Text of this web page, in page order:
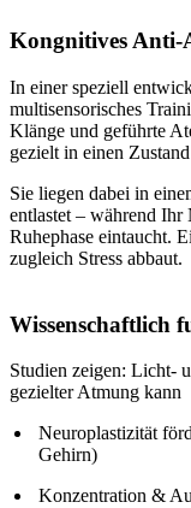
Kongnitives Anti-
In einer speziell
multisensorisches
Klänge und geführte
gezielt in einen
Sie liegen dabei in
entlastet – während Ihr
Ruhephase eintaucht.
zugleich Stress abbaut.
Wissenschaftlich
Studien zeigen: Licht-
gezielter Atmung kann
Neuroplastizität
Gehirn)
Konzentration &